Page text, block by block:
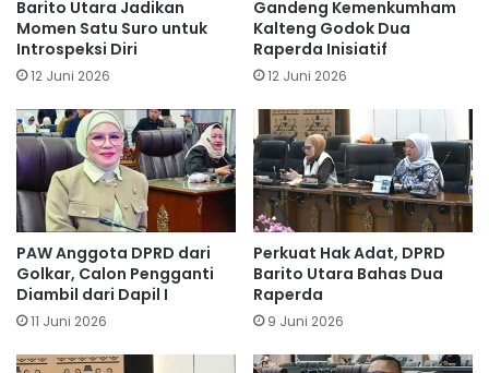
Barito Utara Jadikan
Momen Satu Suro untuk
Introspeksi Diri
12 Juni 2026
Gandeng Kemenkumham
Kalteng Godok Dua
Raperda Inisiatif
12 Juni 2026
PAW Anggota DPRD dari
Golkar, Calon Pengganti
Diambil dari Dapil I
11 Juni 2026
Perkuat Hak Adat, DPRD
Barito Utara Bahas Dua
Raperda
9 Juni 2026